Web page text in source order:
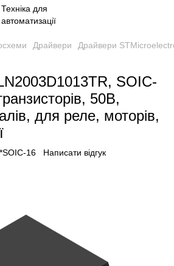
Драйвери Драйвери
SOIC-
50В,
для реле, моторів,
16 Написати відгук